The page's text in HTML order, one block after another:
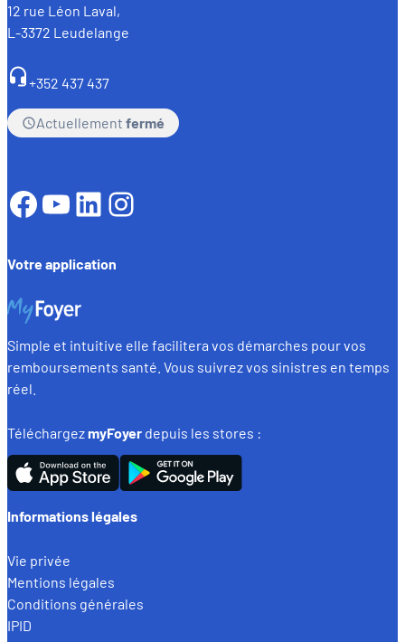
12 rue Léon Laval,
L-3372 Leudelange
+352 437 437
Actuellement fermé
Facebook
YouTube
LinkedIn
Instagram
Votre application
Simple et intuitive elle facilitera vos démarches pour vos
remboursements santé. Vous suivrez vos sinistres en temps
réel.
TéléchargezmyFoyer depuis les stores :
Informations légales
Vie privée
Mentions légales
Conditions générales
IPID